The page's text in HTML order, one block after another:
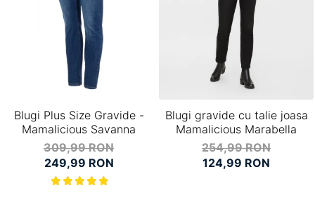
Blugi Plus Size Gravide -
Mamalicious Savanna
309,99 RON
249,99 RON
Blugi gravide cu talie joasa
Mamalicious Marabella
254,99 RON
124,99 RON